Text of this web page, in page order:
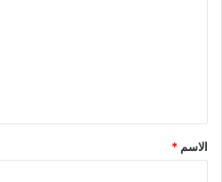
*
الاسم *